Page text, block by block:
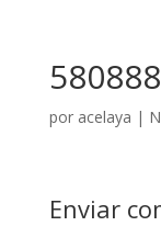
por acelaya |
Enviar